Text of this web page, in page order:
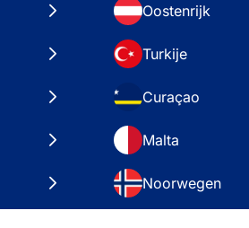
Oostenrijk
Turkije
Curaçao
Malta
Noorwegen